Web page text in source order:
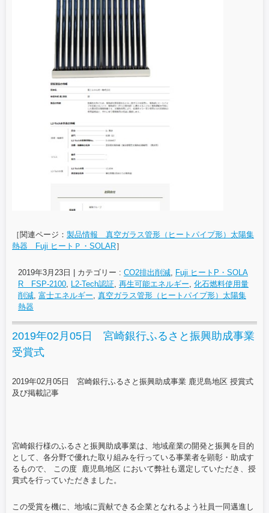
［関連ページ： 製品情報 真空ガラス管形（ヒートパイプ形）太陽集
熱器 Fuji ヒートＰ・SOLAR］
2019年3月23日 カテゴリー : CO2排出削減, Fuji ヒートP・SOLA
R FSP-2100, L2-Tech認証, 再生可能エネルギー, 化石燃料使用量
削減, 富士エネルギー, 真空ガラス管形（ヒートパイプ形）太陽集
熱器
2019年02月05日 宮崎銀行ふるさと振興助成事業
受賞式
2019年02月05日 宮崎銀行ふるさと振興助成事業 鹿児島地区 授賞式
及び掲載記事
宮崎銀行様のふるさと振興助成事業は、地域産業の開発と振興を目的
として、各分野で優れた取り組みを行っている事業者を顕彰・助成す
るもので、 この度 鹿児島地区 において弊社も選定していただき、授
賞式を行っていただきました。
この受賞を機に、地域に貢献できる企業となれるよう社員一同邁進し